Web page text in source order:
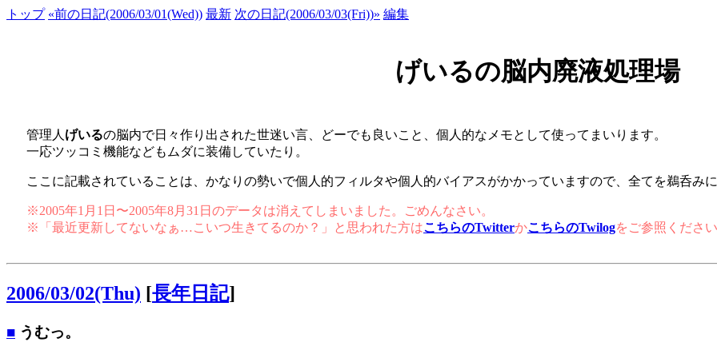
トップ «前の日記(2006/03/01(Wed)) 最新 次の日記(2006/03/03(Fri))» 編集
げいるの脳内廃液処理場
管理人 げいるの脳内で日々作り出された世迷い言、どーでも良いこと、個人的なメモとして使ってまいります。
一応ツッコミ機能などもムダに装備していたり。
ここに記載されていることは、かなりの勢いで個人的フィルタや個人的バイアスがかかっていますので、全てを鵜呑みに
※2005年1月1日〜2005年8月31日のデータは消えてしまいました。ごめんなさい。
※「最近更新してないなぁ…こいつ生きてるのか？」と思われた方はこちらのTwitterかこちらのTwilogをご参照ください
2006/03/02(Thu) [長年日記]
■ うむっ。